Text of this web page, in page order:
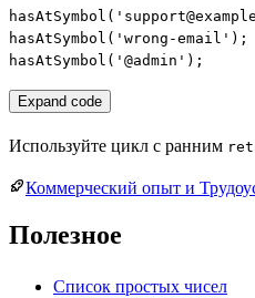
hasAtSymbol('wrong-
hasAtSymbol('@admin');
Expand code
Используйте цикл с ранним
Коммерческий опыт и
Полезное
Список простых чисел